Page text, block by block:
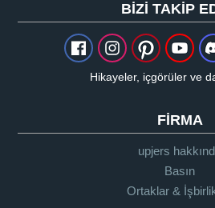
BIZI TAKIP
Hikayeler, içgörüler ve
FIRMA
upjers
Basın
Ortaklar &